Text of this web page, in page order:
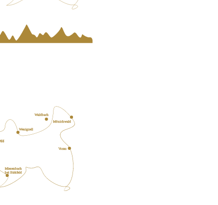
Wenigzell
Miesenbach
bei Birkfeld
Vorau
Mönichwald
Waldbach